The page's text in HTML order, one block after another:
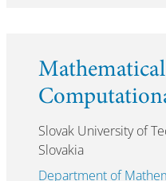
Slovak University of
Slovakia
Department of